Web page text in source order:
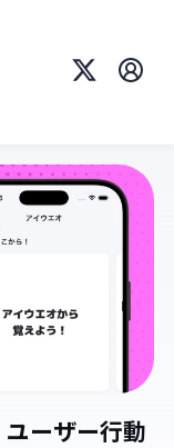
X プロ
ユーザー行動